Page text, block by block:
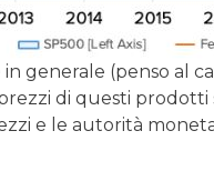
generale (penso al
di questi
e le autorità